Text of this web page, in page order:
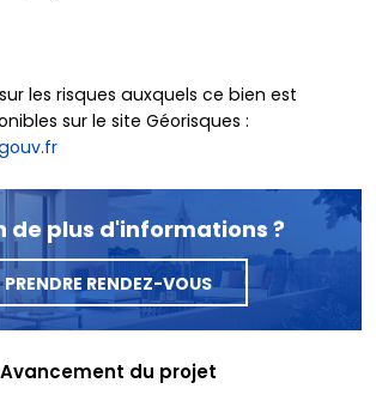
les risques auxquels ce bien est
sur le site Géorisques :
de plus d'informations ?
PRENDRE RENDEZ-VOUS
Avancement du projet